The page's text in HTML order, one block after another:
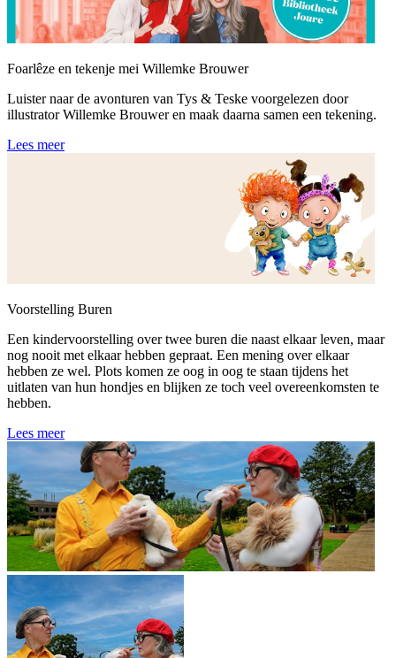
Foarlêze en tekenje mei Willemke Brouwer
Luister naar de avonturen van Tys & Teske voorgelezen door
illustrator Willemke Brouwer en maak daarna samen een tekening.
Lees meer
Voorstelling Buren
Een kindervoorstelling over twee buren die naast elkaar leven, maar
nog nooit met elkaar hebben gepraat. Een mening over elkaar
hebben ze wel. Plots komen ze oog in oog te staan tijdens het
uitlaten van hun hondjes en blijken ze toch veel overeenkomsten te
hebben.
Lees meer